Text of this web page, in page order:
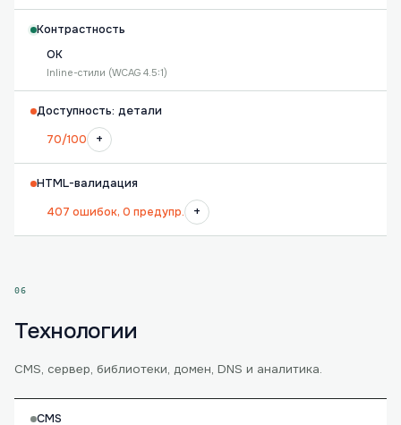
Контрастность
OK
Inline-стили (WCAG 4.5:1)
Доступность: детали
70/100
+
HTML-валидация
407 ошибок, 0 предупр.
+
06
Технологии
CMS, сервер, библиотеки, домен, DNS и аналитика.
CMS